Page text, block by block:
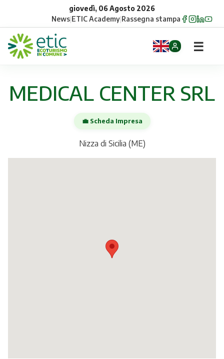
giovedì, 06 Agosto 2026
News|ETIC Academy|Rassegna stampa
Opportunità
☰
MEDICAL CENTER SRL
💼 Scheda Impresa
Nizza di Sicilia (ME)